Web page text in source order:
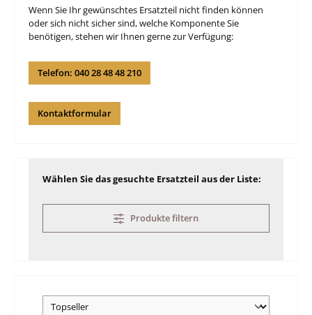
Wenn Sie Ihr gewünschtes Ersatzteil nicht finden können
oder sich nicht sicher sind, welche Komponente Sie
benötigen, stehen wir Ihnen gerne zur Verfügung:
Telefon: 040 28 48 48 210
Kontaktformular
Wählen Sie das gesuchte Ersatzteil aus der Liste:
Produkte filtern